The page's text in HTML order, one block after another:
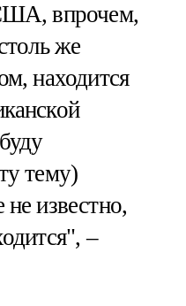
впрочем,
же
находится
тему)
известно,
–